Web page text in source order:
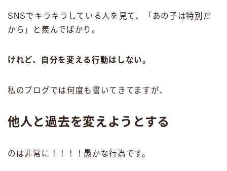
SNSでキラキラしている人を見て、「あの子は特別だ
から」と羨んでばかり。
けれど、自分を変える行動はしない。
私のブログでは何度も書いてきてますが、
他人と過去を変えようとする
のは非常に！！！！愚かな行為です。